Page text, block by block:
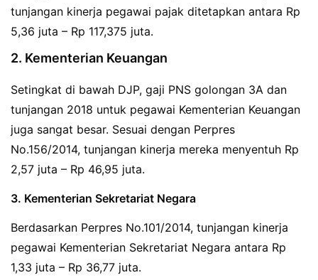
tunjangan kinerja pegawai pajak ditetapkan antara Rp
5,36 juta – Rp 117,375 juta.
2. Kementerian Keuangan
Setingkat di bawah DJP, gaji PNS golongan 3A dan
tunjangan 2018 untuk pegawai Kementerian Keuangan
juga sangat besar. Sesuai dengan Perpres
No.156/2014, tunjangan kinerja mereka menyentuh Rp
2,57 juta – Rp 46,95 juta.
3. Kementerian Sekretariat Negara
Berdasarkan Perpres No.101/2014, tunjangan kinerja
pegawai Kementerian Sekretariat Negara antara Rp
1,33 juta – Rp 36,77 juta.